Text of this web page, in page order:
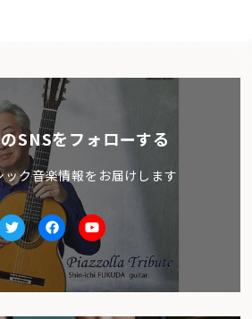
SNSをフォローする
ック音楽情報をお届けします
TwitterfacebookYoutube